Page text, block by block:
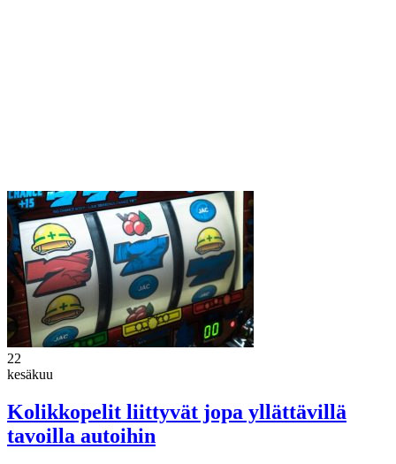
22
kesäkuu
Kolikkopelit liittyvät jopa yllättävillä
tavoilla autoihin